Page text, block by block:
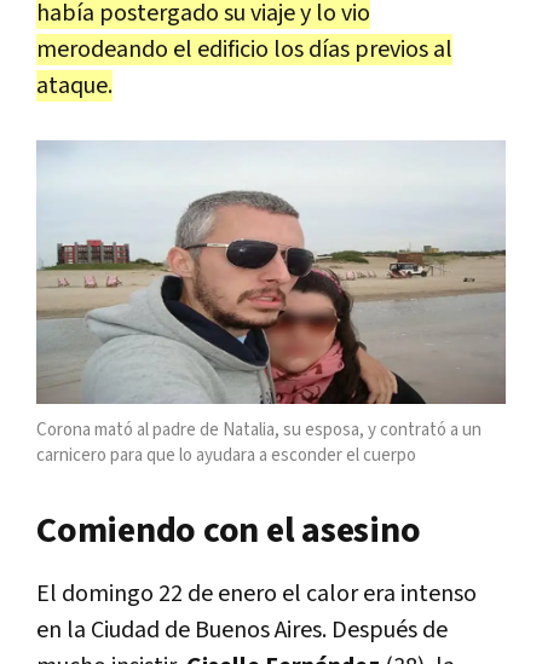
había postergado su viaje y lo vio
merodeando el edificio los días previos al
ataque.
Corona mató al padre de Natalia, su esposa, y contrató a un
carnicero para que lo ayudara a esconder el cuerpo
Comiendo con el asesino
El domingo 22 de enero el calor era intenso
en la Ciudad de Buenos Aires. Después de